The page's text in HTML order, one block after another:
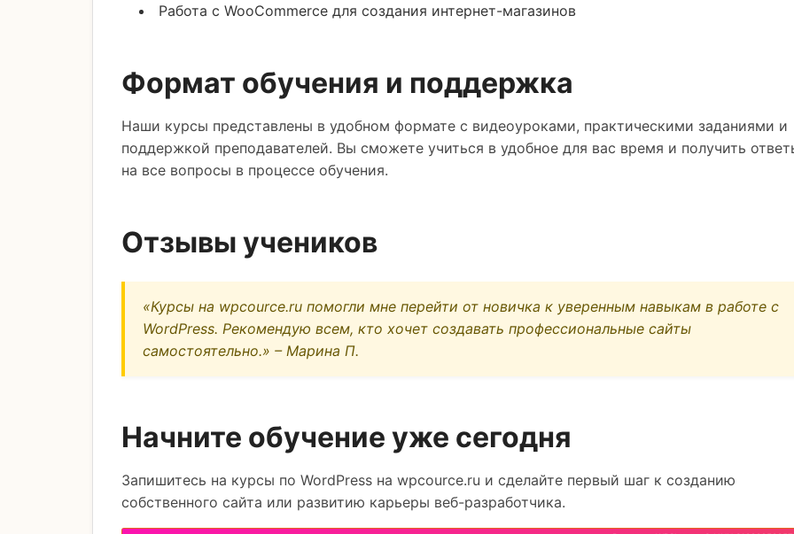
Работа с WooCommerce для создания интернет-магазинов
Формат обучения и поддержка
Наши курсы представлены в удобном формате с видеоуроками, практическими заданиями и
поддержкой преподавателей. Вы сможете учиться в удобное для вас время и получить
на все вопросы в процессе обучения.
Отзывы учеников
«Курсы на wpcource.ru помогли мне перейти от новичка к уверенным навыкам в работе с
WordPress. Рекомендую всем, кто хочет создавать профессиональные сайты
самостоятельно.» – Марина П.
Начните обучение уже сегодня
Запишитесь на курсы по WordPress на wpcource.ru и сделайте первый шаг к созданию
собственного сайта или развитию карьеры веб-разработчика.